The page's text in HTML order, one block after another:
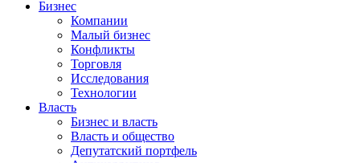
Бизнес
Компании
Малый бизнес
Конфликты
Торговля
Исследования
Технологии
Власть
Бизнес и власть
Власть и общество
Депутатский портфель